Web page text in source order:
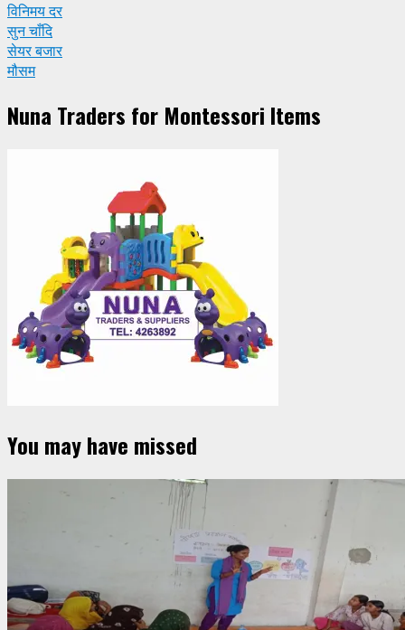
विनिमय दर
सुन चाँदि
सेयर बजार
मौसम
Nuna Traders for Montessori Items
You may have missed